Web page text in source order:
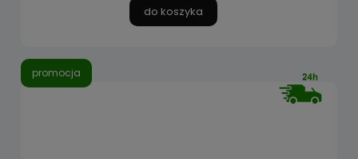
do koszyka
promocja